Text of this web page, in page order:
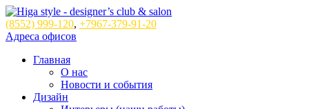
(8552) 999-120, +7967-379-91-20
Адреса офисов
Главная
О нас
Новости и события
Дизайн